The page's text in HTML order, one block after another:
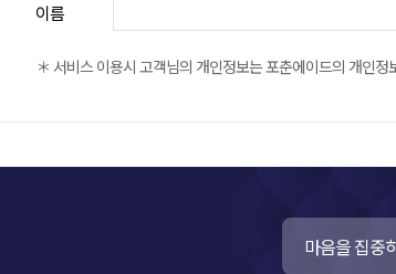
이름
＊ 서비스 이용시 고객님의 개인정보는 포춘에이드의 개인
마음을 집중